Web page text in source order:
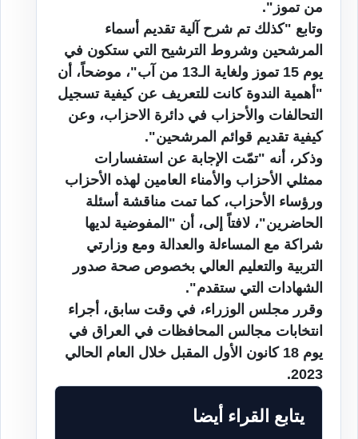
من تموز".
وتابع "كذلك تم شرح آلية تقديم أسماء
المرشحين وشروط الترشيح التي ستكون في
يوم 15 تموز ولغاية الـ13 من آب"، موضحاً، أن
"أهمية الندوة كانت للتعريف عن كيفية تسجيل
التحالفات والأحزاب في دائرة الاحزاب، وعن
كيفية تقديم قوائم المرشحين".
وذكر، أنه "تمّت الإجابة عن استفسارات
ممثلي الأحزاب والأمناء العامين لهذه الأحزاب
ورؤساء الأحزاب، كما تمت مناقشة أسئلة
الحاضرين"، لافتاً إلى، أن "المفوضية لديها
شراكة مع المساءلة والعدالة ومع وزارتي
التربية والتعليم العالي بخصوص صحة صدور
الشهادات التي ستقدم".
وقرر مجلس الوزراء، في وقت سابق، أجراء
انتخابات مجالس المحافظات في العراق في
يوم 18 كانون الأول المقبل خلال العام الحالي
2023.
يتابع القراء أيضا